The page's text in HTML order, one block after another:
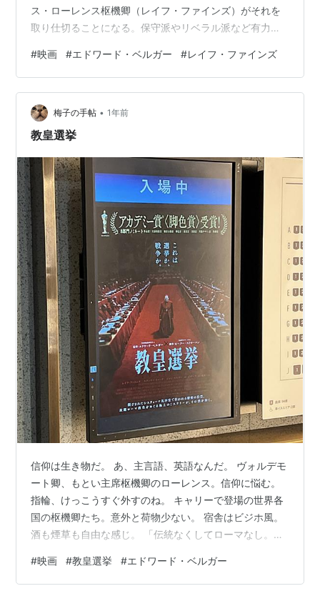
ス・ローレンス枢機卿（レイフ・ファインズ）がそれを
取り仕切ることになる。保守派やリベラル派など有力候
卿（カルロス・ディエス）という見知らぬ男がやってく
る。彼は前教皇から秘密裏に枢機卿に任命されていた。
原作はロバート・ハリスの同名小説【Amazon】。 スリ
ラーっぽい展開と今風のイデオロギーが同居していて面
白かった。基本的には保守VSリベラルという対立軸で進
#映画 #エドワード・ベルガー #レイフ・ファインズ
梅子の手帖 • 1年前
教皇選挙
信仰は生き物だ。 あ、主言語、英語なんだ。 ヴォルデモ
ート卿、もとい主席枢機卿のローレンス。信仰に悩む。
指輪、けっこうすぐ外すのね。 キャリーで登場の世界各
国の枢機卿たち。意外と荷物少ない。 宿舎はビジホ風。
酒も煙草も自由な感じ。 「伝統なくしてローマなし。」
たいこともわからんでもない。 「若かったんだ。」すね
に傷を持つアフリカ系枢機卿、アデイエミ。 「教皇がお
#映画 #教皇選挙 #エドワード・ベルガー